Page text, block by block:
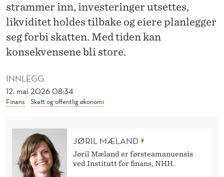
R
U
E
R
M
O
INNLEGG
12. mai 2026 08:34
Finans Skatt og offentlig økonomi
strammer inn, investeringer utsettes,
likviditet holdes tilbake og eiere planlegger
seg forbi skatten. Med tiden kan
konsekvensene bli store.
JØRIL MÆLAND
Jøril Mæland er førsteamanuensis
ved Institutt for finans, NHH.